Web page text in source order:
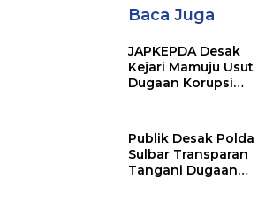
Baca Juga
JAPKEPDA Desak
Kejari Mamuju Usut
Dugaan Korupsi
Pemprov Sulbar, BPK
Temukan Kelebihan
Pembayaran Rp146,4
Juta
Publik Desak Polda
Sulbar Transparan
Tangani Dugaan